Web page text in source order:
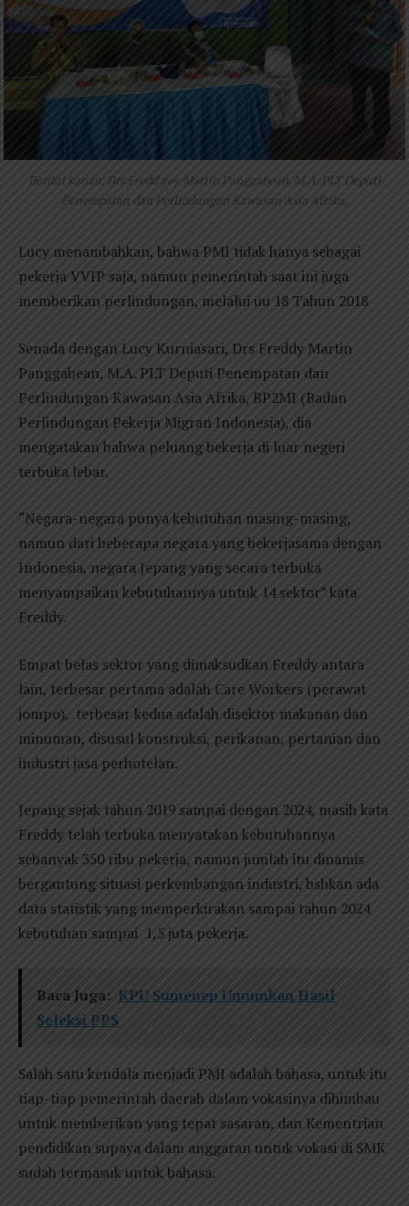
Berdiri kanan, Drs Fredd yey Martin Panggabean, M.A. PLT Deputi
Penempatan dan Perlindungan Kawasan Asia Afrika,
Lucy menambahkan, bahwa PMI tidak hanya sebagai
pekerja VVIP saja, namun pemerintah saat ini juga
memberikan perlindungan, melalui uu 18 Tahun 2018
Senada dengan Lucy Kurniasari, Drs Freddy Martin
Panggabean, M.A. PLT Deputi Penempatan dan
Perlindungan Kawasan Asia Afrika, BP2MI (Badan
Perlindungan Pekerja Migran Indonesia), dia
mengatakan bahwa peluang bekerja di luar negeri
terbuka lebar.
“Negara-negara punya kebutuhan masing-masing,
namun dari beberapa negara yang bekerjasama dengan
Indonesia, negara Jepang yang secara terbuka
menyampaikan kebutuhannya untuk 14 sektor” kata
Freddy.
Empat belas sektor yang dimaksudkan Freddy antara
lain, terbesar pertama adalah Care Workers (perawat
jompo), terbesar kedua adalah disektor makanan dan
minuman, disusul konstruksi, perikanan, pertanian dan
industri jasa perhotelan.
Jepang sejak tahun 2019 sampai dengan 2024, masih kata
Freddy telah terbuka menyatakan kebutuhannya
sebanyak 350 ribu pekerja, namun jumlah itu dinamis
bergantung situasi perkembangan industri, bshkan ada
data statistik yang memperkirakan sampai tahun 2024
kebutuhan sampai 1,5 juta pekerja.
Baca Juga: KPU Sumenep Umumkan Hasil
Seleksi PPS
Salah satu kendala menjadi PMI adalah bahasa, untuk itu
tiap-tiap pemerintah daerah dalam vokasinya dihimbau
untuk memberikan yang tepat sasaran, dan Kementrian
pendidikan supaya dalam anggaran untuk vokasi di SMK
sudah termasuk untuk bahasa.